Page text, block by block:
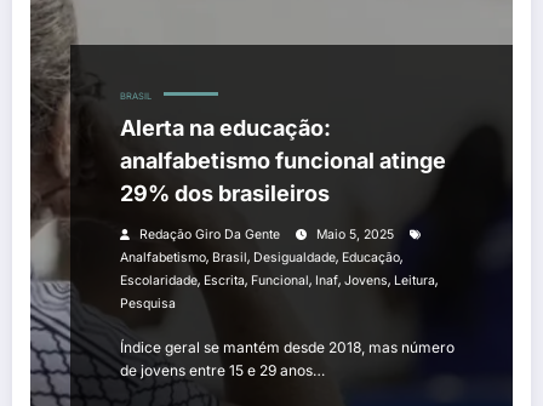
BRASIL
Alerta na educação:
analfabetismo funcional atinge
29% dos brasileiros
Redação Giro Da Gente
Maio 5, 2025
Analfabetismo, Brasil, Desigualdade, Educação,
Escolaridade, Escrita, Funcional, Inaf, Jovens, Leitura,
Pesquisa
Índice geral se mantém desde 2018, mas número
de jovens entre 15 e 29 anos…